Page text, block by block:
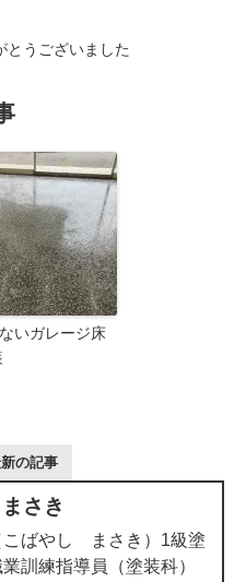
とうございました
いガレージ床
の記事
さき
ばやし まさき）1級塗
訓練指導員（塗装科）